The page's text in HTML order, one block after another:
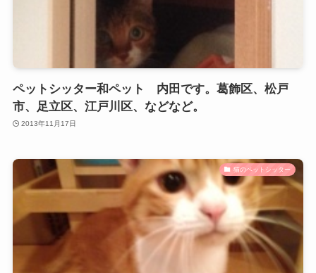
ペットシッター和ペット 内田です。葛飾区、松戸
市、足立区、江戸川区、などなど。
2013年11月17日
猫のペットシッター